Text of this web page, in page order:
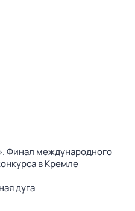
Финал международного
в Кремле
дуга